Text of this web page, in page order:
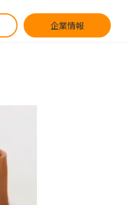
企業情報